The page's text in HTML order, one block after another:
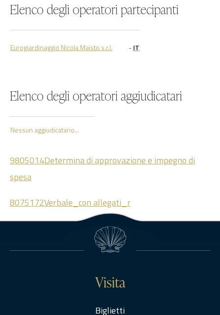
Elenco degli operatori partecipanti
Eurogiardinaggio Nicola Maisto s.r.l. -IT
Elenco degli operatori aggiudicatari
Nessun aggiudicatario...
9805014Determina di approvazione e impegno di
spesa
8075172Verbale_con allegati_r
Visita
Biglietti